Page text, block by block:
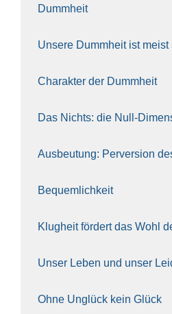
Dumm­heit
Unse­re Dumm­heit ist
Cha­rak­ter der Dumm­heit
Das Nichts: die Null-
Aus­beu­tung: Per­ver­si­on
Bequem­lich­keit
Klug­heit för­dert das Wohl
Unser Leben und unser
Ohne Unglück kein Glück